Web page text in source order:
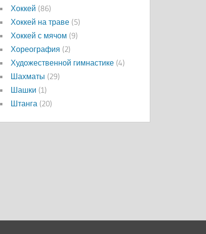
Хоккей (86)
Хоккей на траве (5)
Хоккей с мячом (9)
Хореография (2)
Художественной гимнастике (4)
Шахматы (29)
Шашки (1)
Штанга (20)